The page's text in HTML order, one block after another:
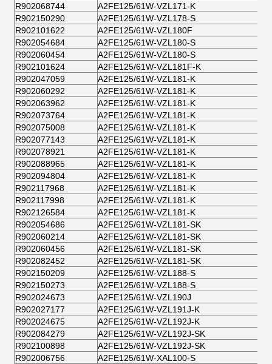
R902068744
A2FE125/61W-VZL171-K
R902150290
A2FE125/61W-VZL178-S
R902101622
A2FE125/61W-VZL180F
R902054684
A2FE125/61W-VZL180-S
R902060454
A2FE125/61W-VZL180-S
R902101624
A2FE125/61W-VZL181F-K
R902047059
A2FE125/61W-VZL181-K
R902060292
A2FE125/61W-VZL181-K
R902063962
A2FE125/61W-VZL181-K
R902073764
A2FE125/61W-VZL181-K
R902075008
A2FE125/61W-VZL181-K
R902077143
A2FE125/61W-VZL181-K
R902078921
A2FE125/61W-VZL181-K
R902088965
A2FE125/61W-VZL181-K
R902094804
A2FE125/61W-VZL181-K
R902117968
A2FE125/61W-VZL181-K
R902117998
A2FE125/61W-VZL181-K
R902126584
A2FE125/61W-VZL181-K
R902054686
A2FE125/61W-VZL181-SK
R902060214
A2FE125/61W-VZL181-SK
R902060456
A2FE125/61W-VZL181-SK
R902082452
A2FE125/61W-VZL181-SK
R902150209
A2FE125/61W-VZL188-S
R902150273
A2FE125/61W-VZL188-S
R902024673
A2FE125/61W-VZL190J
R902027177
A2FE125/61W-VZL191J-K
R902024675
A2FE125/61W-VZL192J-K
R902084279
A2FE125/61W-VZL192J-SK
R902100898
A2FE125/61W-VZL192J-SK
R902006756
A2FE125/61W-XAL100-S